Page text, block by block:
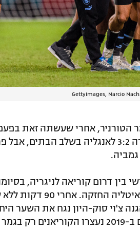
ב-2017 היא הגיעה לחצי הגמר. היא הפסידה 3:2 לאנגליה
בין דרום קוריאה לניגריה,
לשלב ארבע האחרונות ושם הם
צ'וי סוק-היון נגח את השער
0:1 לנבחרתו. נזכיר כי במונדיאליטו הקודם ב-2019